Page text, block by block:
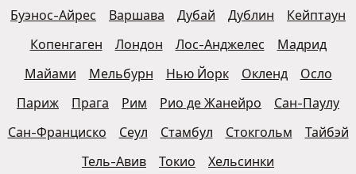
Буэнос-Айрес
Варшава Дубай Дублин
Кейптаун
Копенгаген
Лондон Лос-Анджелес
Мадрид
Майами
Мельбурн Нью Йорк Окленд
Осло
Париж
Прага Рим Рио де Жанейро
Сан-Паулу
Сан-Франциско
Сеул Стамбул Стокгольм
Тайбэй
Тель-Авив
Токио Хельсинки